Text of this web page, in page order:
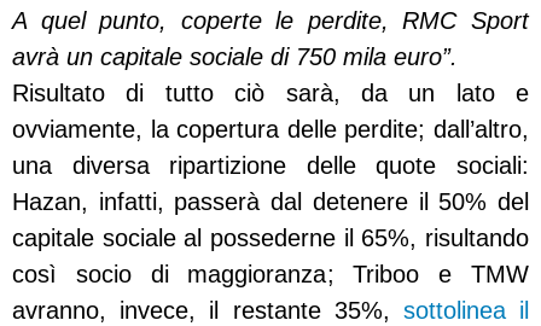
A quel punto, coperte le perdite, RMC Sport
avrà un capitale sociale di 750 mila euro”.
Risultato di tutto ciò sarà, da un lato e
ovviamente, la copertura delle perdite; dall’altro,
una diversa ripartizione delle quote sociali:
Hazan, infatti, passerà dal detenere il 50% del
capitale sociale al possederne il 65%, risultando
così socio di maggioranza; Triboo e TMW
avranno, invece, il restante 35%, sottolinea il